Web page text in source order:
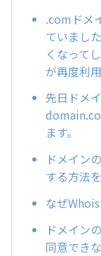
.comドメ
ていまし
くなって
が再度利
先日ドメ
ます。
ドメイン
する方法
なぜ
ドメイン
同意でき